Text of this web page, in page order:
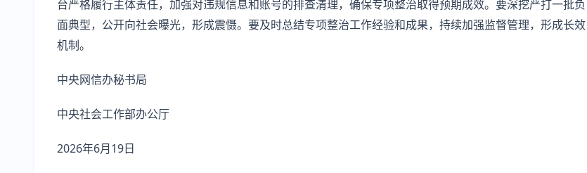
台严格履行主体责任，加强对违规信息和账号的排查清理，确保专项整治取得预期成效。要深挖严打一批负
面典型，公开向社会曝光，形成震慑。要及时总结专项整治工作经验和成果，持续加强监督管理，形成长效
机制。
中央网信办秘书局
中央社会工作部办公厅
2026年6月19日